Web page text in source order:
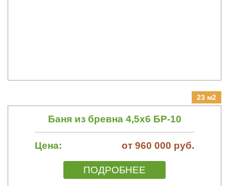
23 м2
Баня из бревна 4,5х6 БР-10
Цена: от 960 000 руб.
ПОДРОБНЕЕ